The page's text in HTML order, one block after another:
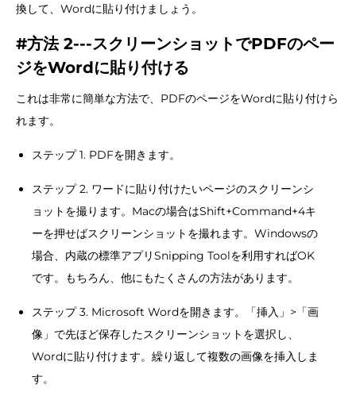
換して、Wordに貼り付けましょう。
#方法 2---スクリーンショットでPDFのペー
ジをWordに貼り付ける
これは非常に簡単な方法で、PDFのページをWordに貼り付けら
れます。
ステップ 1. PDFを開きます。
ステップ 2. ワードに貼り付けたいページのスクリーンシ
ョットを撮ります。Macの場合はShift+Command+4キ
ーを押せばスクリーンショットを撮れます。Windowsの
場合、内蔵の標準アプリSnipping Toolを利用すればOK
です。もちろん、他にもたくさんの方法があります。
ステップ 3. Microsoft Wordを開きます。「挿入」>「画
像」で先ほど保存したスクリーンショットを選択し、
Wordに貼り付けます。繰り返して複数の画像を挿入しま
す。